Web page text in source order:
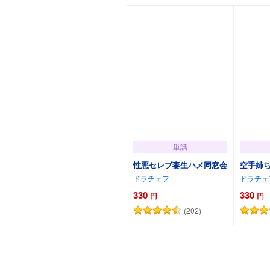
単話
性悪セレブ妻生ハメ同窓会
ドラチェフ
330 円
(202)
カートに追加
空手姉
ドラチ
330 円